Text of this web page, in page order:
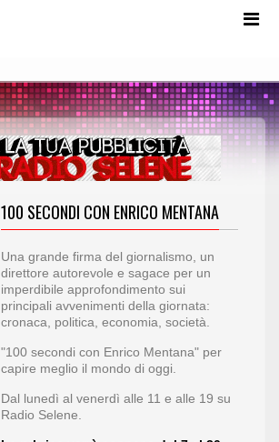
100 SECONDI CON ENRICO MENTANA
Una grande firma del giornalismo, un
direttore autorevole e sagace per un
imperdibile approfondimento sui
principali avvenimenti della giornata:
cronaca, politica, economia, società.
"100 secondi con Enrico Mentana" per
capire meglio il mondo di oggi.
Dal lunedì al venerdì alle 11 e alle 19 su
Radio Selene.